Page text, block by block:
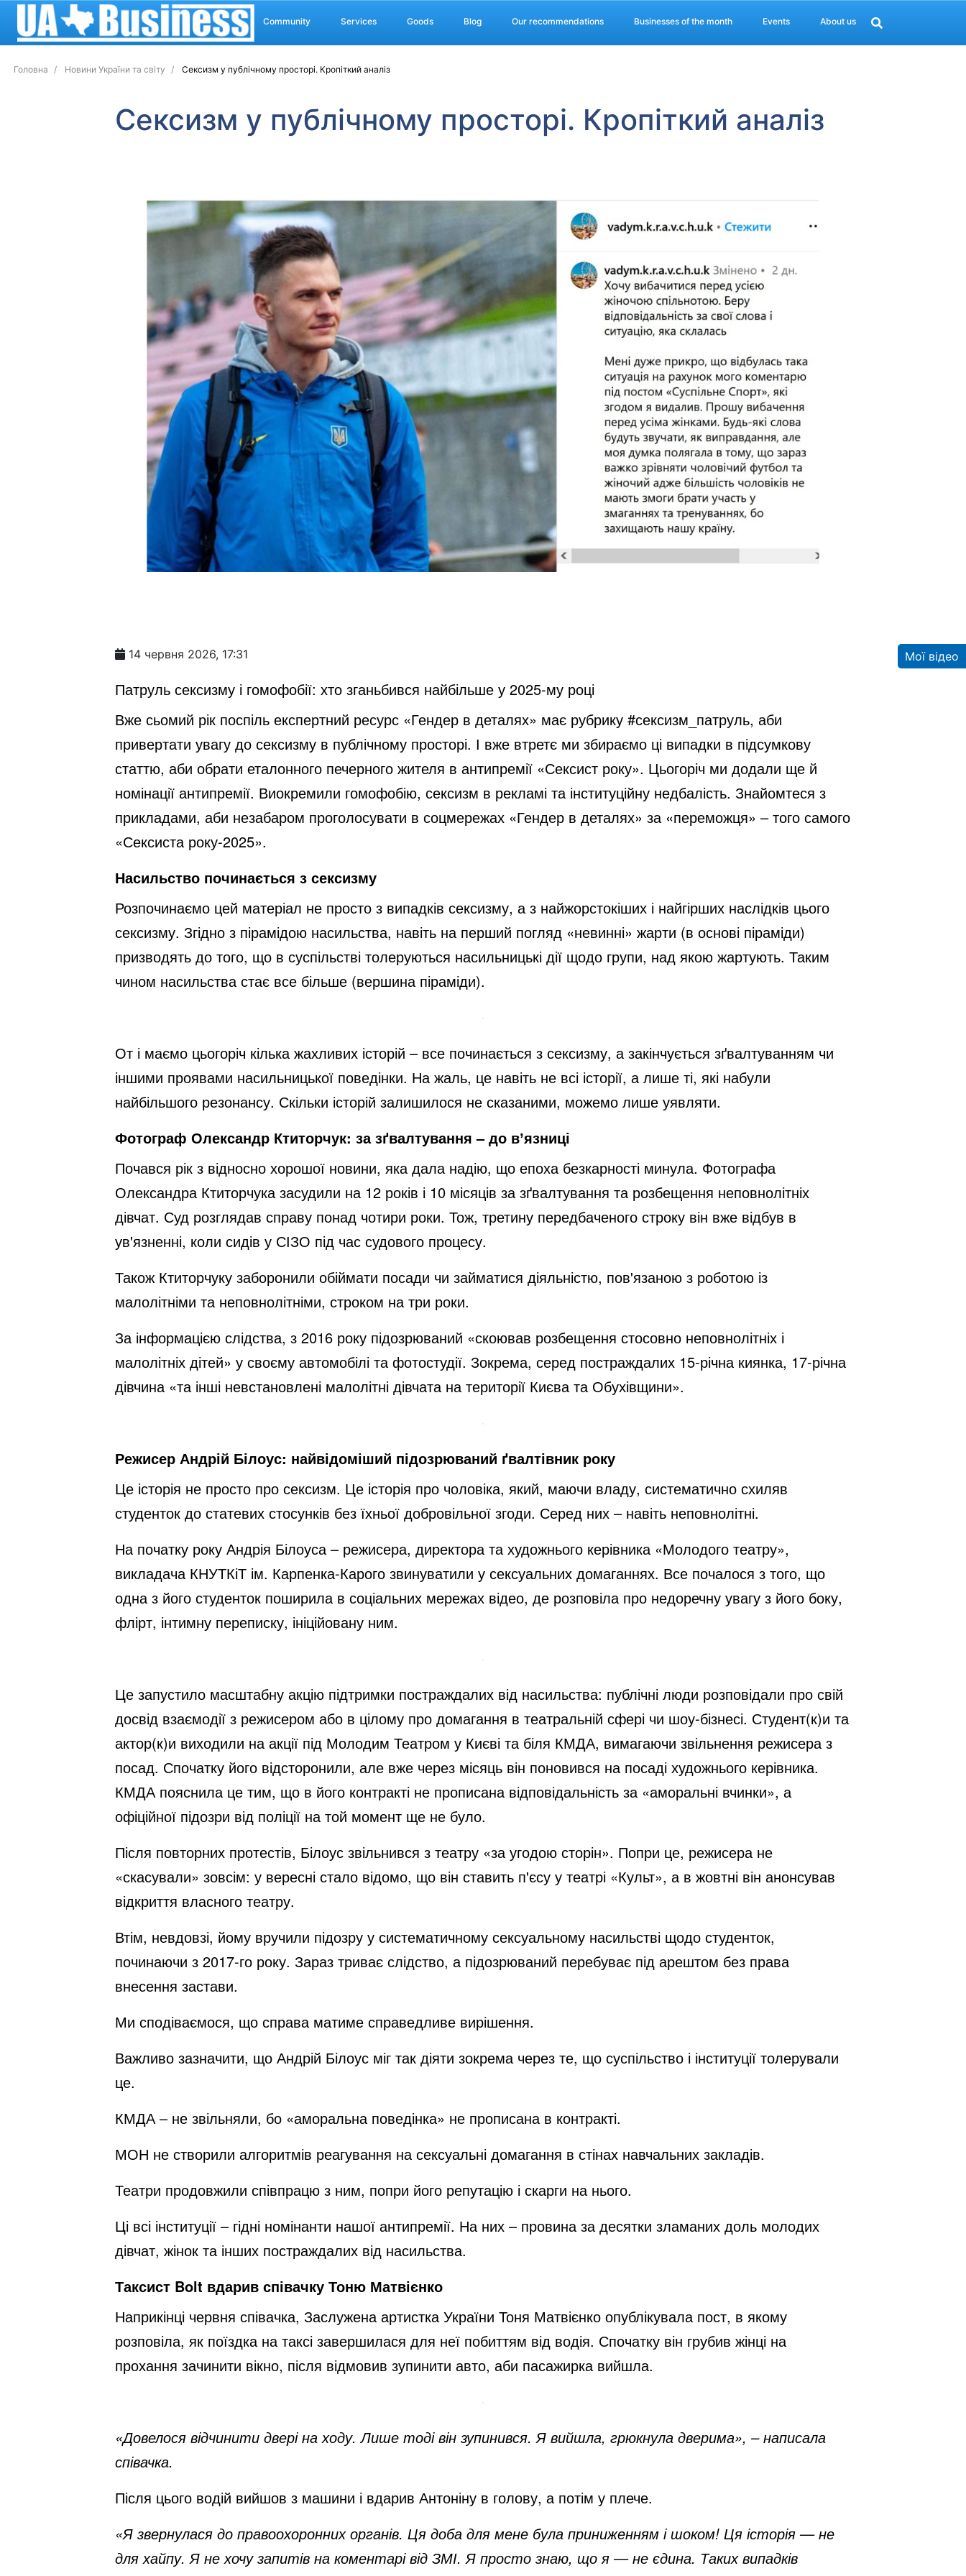
Community Services Goods Blog Our recommendations Businesses of the month Events About us
Головна Новини України та світу Сексизм у публічному просторі. Кропіткий аналіз
Сексизм у публічному просторі. Кропіткий аналіз
14 червня 2026, 17:31
Патруль сексизму і гомофобії: хто зганьбився найбільше у 2025-му році
Вже сьомий рік поспіль експертний ресурс «Гендер в деталях» має рубрику #сексизм_патруль, аби
привертати увагу до сексизму в публічному просторі. І вже втретє ми збираємо ці випадки в підсумкову
статтю, аби обрати еталонного печерного жителя в антипремії «Сексист року». Цьогоріч ми додали ще й
номінації антипремії. Виокремили гомофобію, сексизм в рекламі та інституційну недбалість. Знайомтеся з
прикладами, аби незабаром проголосувати в соцмережах «Гендер в деталях» за «переможця» – того самого
«Сексиста року-2025».
Насильство починається з сексизму
Розпочинаємо цей матеріал не просто з випадків сексизму, а з найжорстокіших і найгірших наслідків цього
сексизму. Згідно з пірамідою насильства, навіть на перший погляд «невинні» жарти (в основі піраміди)
призводять до того, що в суспільстві толеруються насильницькі дії щодо групи, над якою жартують. Таким
чином насильства стає все більше (вершина піраміди).
От і маємо цьогоріч кілька жахливих історій – все починається з сексизму, а закінчується зґвалтуванням чи
іншими проявами насильницької поведінки. На жаль, це навіть не всі історії, а лише ті, які набули
найбільшого резонансу. Скільки історій залишилося не сказаними, можемо лише уявляти.
Фотограф Олександр Ктиторчук: за зґвалтування – до вʼязниці
Почався рік з відносно хорошої новини, яка дала надію, що епоха безкарності минула. Фотографа
Олександра Ктиторчука засудили на 12 років і 10 місяців за зґвалтування та розбещення неповнолітніх
дівчат. Суд розглядав справу понад чотири роки. Тож, третину передбаченого строку він вже відбув в
ув'язненні, коли сидів у СІЗО під час судового процесу.
Також Ктиторчуку заборонили обіймати посади чи займатися діяльністю, пов'язаною з роботою із
малолітніми та неповнолітніми, строком на три роки.
За інформацією слідства, з 2016 року підозрюваний «скоював розбещення стосовно неповнолітніх і
малолітніх дітей» у своєму автомобілі та фотостудії. Зокрема, серед постраждалих 15-річна киянка, 17-річна
дівчина «та інші невстановлені малолітні дівчата на території Києва та Обухівщини».
Режисер Андрій Білоус: найвідоміший підозрюваний ґвалтівник року
Це історія не просто про сексизм. Це історія про чоловіка, який, маючи владу, систематично схиляв
студенток до статевих стосунків без їхньої добровільної згоди. Серед них – навіть неповнолітні.
На початку року Андрія Білоуса – режисера, директора та художнього керівника «Молодого театру»,
викладача КНУТКіТ ім. Карпенка-Карого звинуватили у сексуальних домаганнях. Все почалося з того, що
одна з його студенток поширила в соціальних мережах відео, де розповіла про недоречну увагу з його боку,
флірт, інтимну переписку, ініційовану ним.
Це запустило масштабну акцію підтримки постраждалих від насильства: публічні люди розповідали про свій
досвід взаємодії з режисером або в цілому про домагання в театральній сфері чи шоу-бізнесі. Студент(к)и та
актор(к)и виходили на акції під Молодим Театром у Києві та біля КМДА, вимагаючи звільнення режисера з
посад. Спочатку його відсторонили, але вже через місяць він поновився на посаді художнього керівника.
КМДА пояснила це тим, що в його контракті не прописана відповідальність за «аморальні вчинки», а
офіційної підозри від поліції на той момент ще не було.
Після повторних протестів, Білоус звільнився з театру «за угодою сторін». Попри це, режисера не
«скасували» зовсім: у вересні стало відомо, що він ставить п'єсу у театрі «Культ», а в жовтні він анонсував
відкриття власного театру.
Втім, невдовзі, йому вручили підозру у систематичному сексуальному насильстві щодо студенток,
починаючи з 2017-го року. Зараз триває слідство, а підозрюваний перебуває під арештом без права
внесення застави.
Ми сподіваємося, що справа матиме справедливе вирішення.
Важливо зазначити, що Андрій Білоус міг так діяти зокрема через те, що суспільство і інституції толерували
це.
КМДА – не звільняли, бо «аморальна поведінка» не прописана в контракті.
МОН не створили алгоритмів реагування на сексуальні домагання в стінах навчальних закладів.
Театри продовжили співпрацю з ним, попри його репутацію і скарги на нього.
Ці всі інституції – гідні номінанти нашої антипремії. На них – провина за десятки зламаних доль молодих
дівчат, жінок та інших постраждалих від насильства.
Таксист Bolt вдарив співачку Тоню Матвієнко
Наприкінці червня співачка, Заслужена артистка України Тоня Матвієнко опублікувала пост, в якому
розповіла, як поїздка на таксі завершилася для неї побиттям від водія. Спочатку він грубив жінці на
прохання зачинити вікно, після відмовив зупинити авто, аби пасажирка вийшла.
«Довелося відчинити двері на ходу. Лише тоді він зупинився. Я вийшла, грюкнула дверима», – написала
співачка.
Після цього водій вийшов з машини і вдарив Антоніну в голову, а потім у плече.
«Я звернулася до правоохоронних органів. Ця доба для мене була приниженням і шоком! Ця історія — не
для хайпу. Я не хочу запитів на коментарі від ЗМІ. Я просто знаю, що я — не єдина. Таких випадків
Мої відео